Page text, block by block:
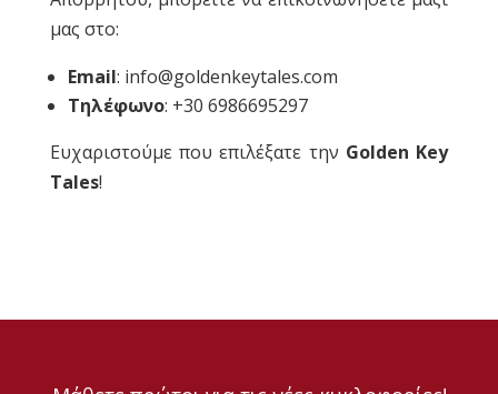
μας στο:
Email: info@goldenkeytales.com
Τηλέφωνο: +30 6986695297
Ευχαριστούμε που επιλέξατε την Golden Key
Tales!